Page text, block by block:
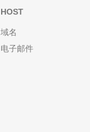
HOST
域名
电子邮件